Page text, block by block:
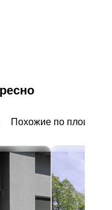
Похожие по площади